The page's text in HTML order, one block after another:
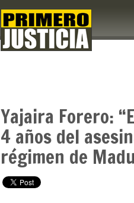
Yajaira Forero:
4 años del
régimen de